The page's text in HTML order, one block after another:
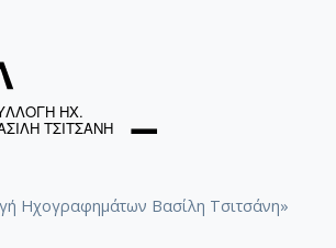
Ηχογραφημάτων Βασίλη Τσιτσάνη»